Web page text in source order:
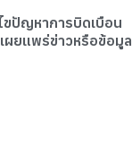
ปัญหาการบิดเบือน
ผยแพร่ข่าวหรือข้อมูล